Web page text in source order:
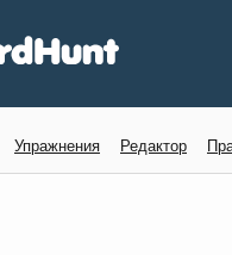
Упражнения Редактор